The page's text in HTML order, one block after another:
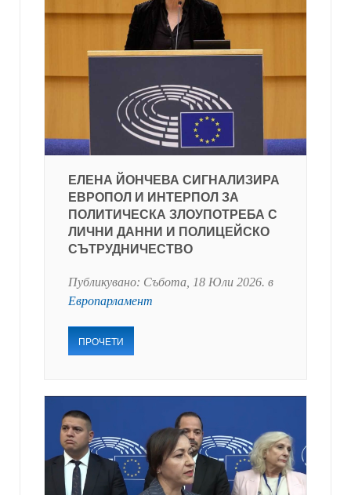
ЕЛЕНА ЙОНЧЕВА СИГНАЛИЗИРА
ЕВРОПОЛ И ИНТЕРПОЛ ЗА
ПОЛИТИЧЕСКА ЗЛОУПОТРЕБА С
ЛИЧНИ ДАННИ И ПОЛИЦЕЙСКО
СЪТРУДНИЧЕСТВО
Публикувано: Събота, 18 Юли 2026. в
Европарламент
ПРОЧЕТИ